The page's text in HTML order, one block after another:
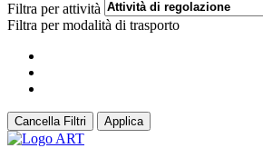
Filtra per attività
Filtra per modalità di trasporto
Cancella Filtri Applica